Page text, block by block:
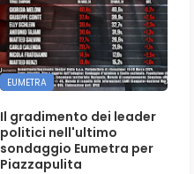
EUMETRA
Il gradimento dei leader
politici nell'ultimo
sondaggio Eumetra per
Piazzapulita